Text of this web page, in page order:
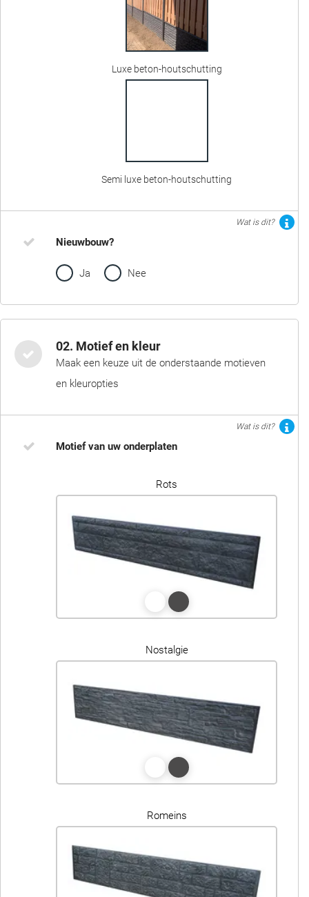
Luxe beton-houtschutting
Semi luxe beton-houtschutting
Wat is dit?
Nieuwbouw?
Ja Nee
02. Motief en kleur
Maak een keuze uit de onderstaande motieven
en kleuropties
Wat is dit?
Motief van uw onderplaten
Rots
Nostalgie
Romeins